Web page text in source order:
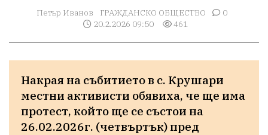
Петър Иванов ГРАЖДАНСКО ОБЩЕСТВО
0
20.2.2026 09:50
461
Накрая на събитието в с. Крушари
местни активисти обявиха, че ще има
протест, който ще се състои на
26.02.2026г. (четвъртък) пред